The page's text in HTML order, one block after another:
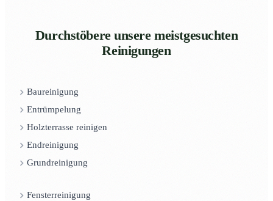
Durchstöbere unsere meistgesuchten
Reinigungen
Baureinigung
Entrümpelung
Holzterrasse reinigen
Endreinigung
Grundreinigung
Fensterreinigung